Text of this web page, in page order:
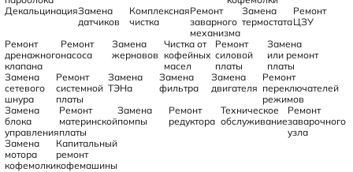
ДекальцинацияЗамена
датчиков
Комплексная
чистка
Ремонт
заварного
механизма
Замена
термостата
Ремонт
ЦЗУ
Ремонт
дренажного
клапана
Ремонт
насоса
Замена
жерновов
Чистка от
кофейных
масел
Ремонт
силовой
платы
Замена
или ремонт
платы
Замена
сетевого
шнура
Ремонт
системной
платы
Замена
ТЭНа
Замена
фильтра
Замена
двигателя
Ремонт
переключателей
режимов
Замена
блока
управления
Ремонт
материнской
платы
Замена
помпы
Ремонт
редуктора
Техническое
обслуживание
Ремонт
заварочного
узла
Замена
мотора
кофемолки
Капитальный
ремонт
кофемашины